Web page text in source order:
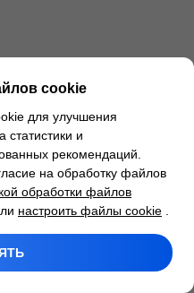
cookie
для улучшения
статистики и
рекомендаций.
на обработку файлов
обработки файлов
настроить файлы cookie